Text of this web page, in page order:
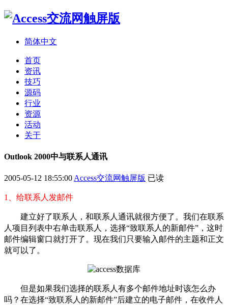
简体中文
首页
资讯
技巧
源码
行业
资源
活动
关于
Outlook 2000中与联系人通讯
2005-05-12 18:55:00 Access交流网触屏版 已读
1、给联系人发邮件
建立好了联系人，和联系人通讯就很方便了。我们在联系
人项目列表中右单击联系人，选择“致联系人的新邮件”，这时
邮件编辑窗口就打开了。现在我们只要输入邮件的主题和正文
就可以了。
但是如果我们选择的联系人有多个邮件地址时该怎么办
吗？在选择“致联系人的新邮件”后建立的电子邮件，在收件人